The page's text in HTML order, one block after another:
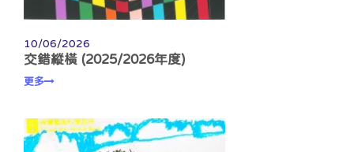
10/06/2026
交錯縱橫 (2025/2026年度)
更多